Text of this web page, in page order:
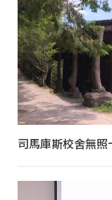
司馬庫斯校舍無